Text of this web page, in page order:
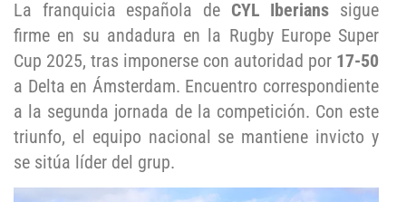
La franquicia española de CYL Iberians sigue
firme en su andadura en la Rugby Europe Super
Cup 2025, tras imponerse con autoridad por 17-50
a Delta en Ámsterdam. Encuentro correspondiente
a la segunda jornada de la competición. Con este
triunfo, el equipo nacional se mantiene invicto y
se sitúa líder del grup.